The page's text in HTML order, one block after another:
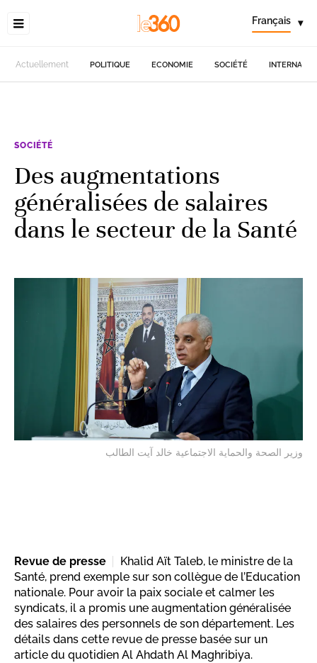
Français ▾
Actuellement POLITIQUE ECONOMIE SOCIÉTÉ
SOCIÉTÉ
Des augmentations
généralisées de salaires
dans le secteur de la Santé
وزير الصحة والحماية الاجتماعية خالد آيت الطالب
Revue de presse
Khalid Aït Taleb, le ministre de la
Santé, prend exemple sur son collègue de l’Education
nationale. Pour avoir la paix sociale et calmer les
syndicats, il a promis une augmentation généralisée
des salaires des personnels de son département. Les
détails dans cette revue de presse basée sur un
article du quotidien Al Ahdath Al Maghribiya.